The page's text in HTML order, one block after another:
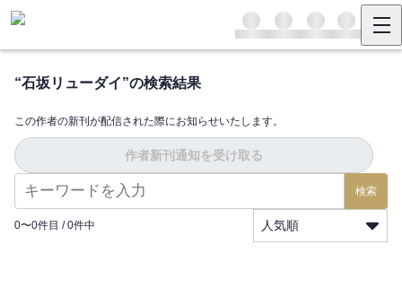
“石坂リューダイ”の検索結果
この作者の新刊が配信された際にお知らせいたします。
作者新刊通知を受け取る
検索
0〜0件目 / 0件中 人気順